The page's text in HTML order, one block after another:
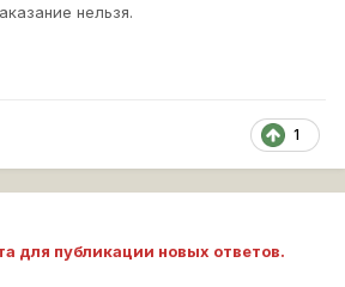
нельзя.
1
для публикации новых ответов.